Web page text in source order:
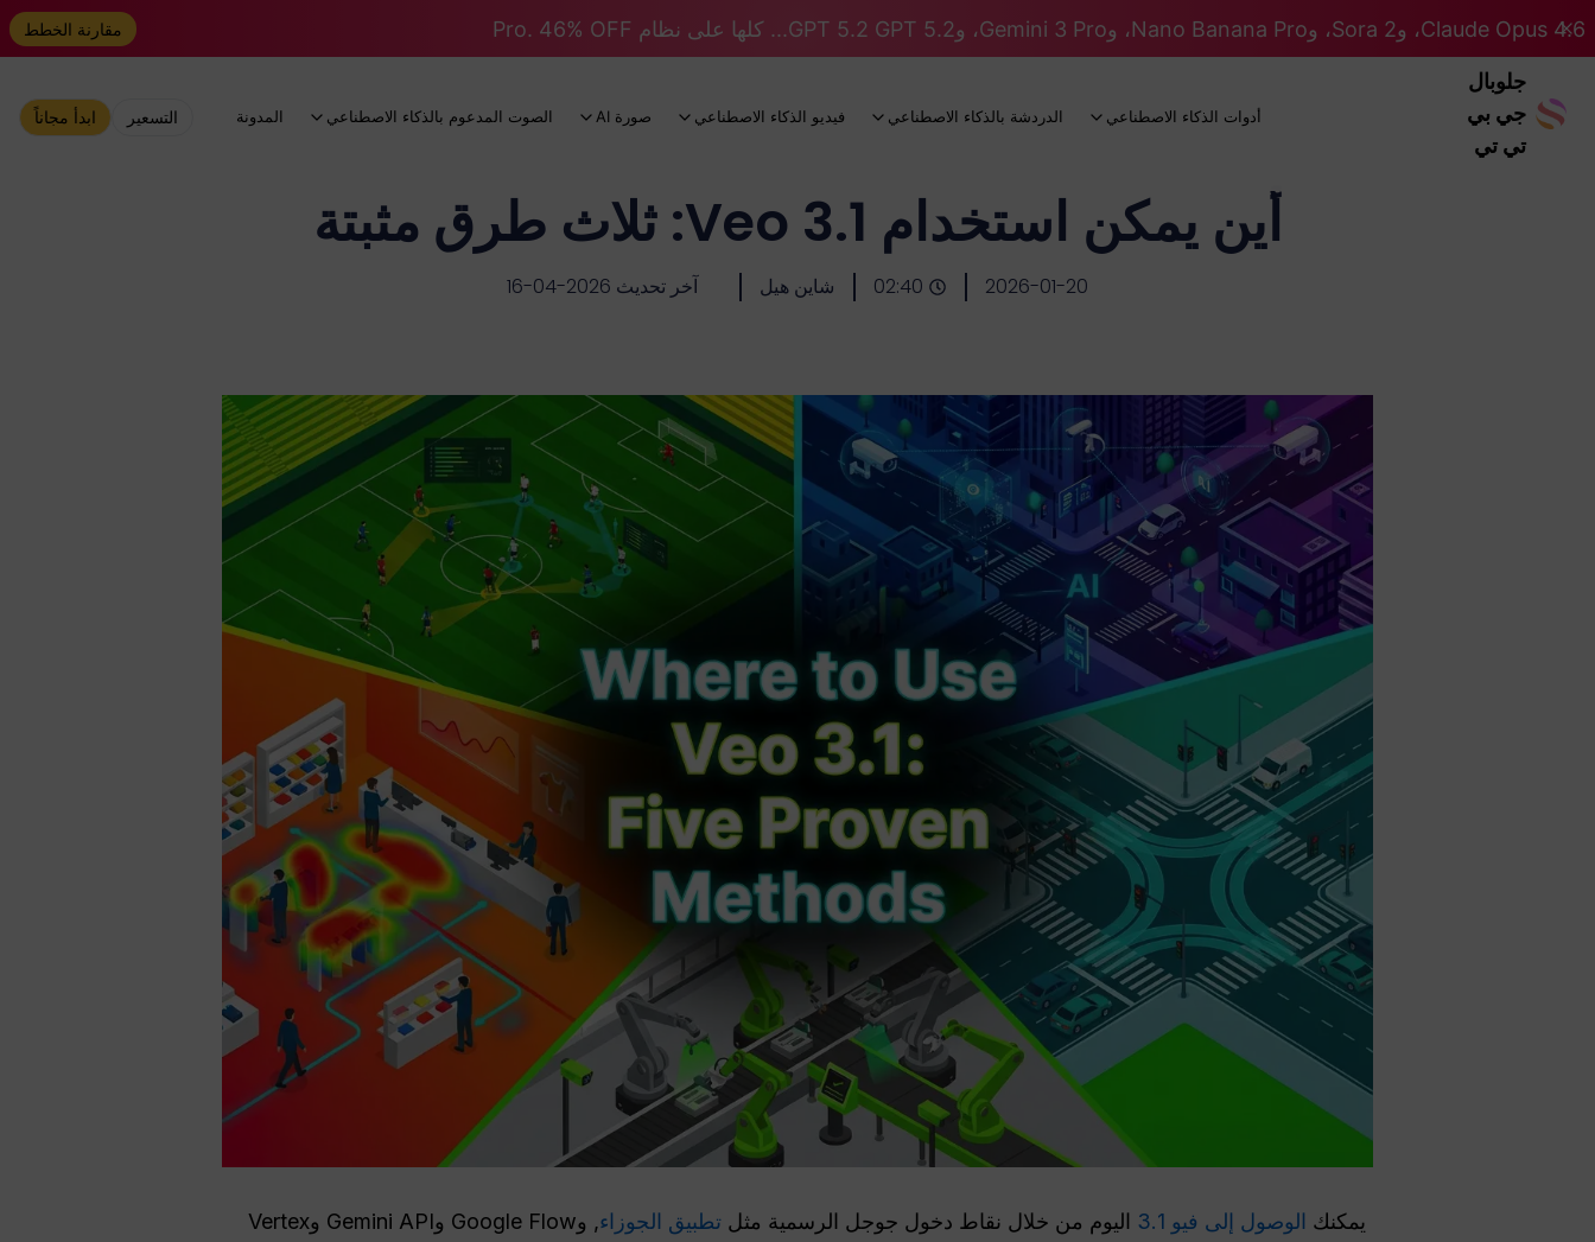
Claude Opus 4.6، وSora 2، وNano Banana Pro، وGemini 3 Pro، وGPT 5.2 GPT 5.2... كلها على نظام Pro. 46% OFF مقارنة الخطط
جلوبال
جي بي
تي تي
أدوات الذكاء الاصطناعي الدردشة بالذكاء الاصطناعي فيديو الذكاء الاصطناعي صورة AI الصوت المدعوم بالذكاء الاصطناعي المدونة التسعير ابدأ مجاناً
أين يمكن استخدام Veo 3.1: ثلاث طرق مثبتة
2026-01-20
02:40 شاين هيل آخر تحديث 2026-04-16
يمكنك الوصول إلى فيو 3.1 اليوم من خلال نقاط دخول جوجل الرسمية مثل تطبيق الجوزاء
, وGoogle Flow وGemini API وVertex